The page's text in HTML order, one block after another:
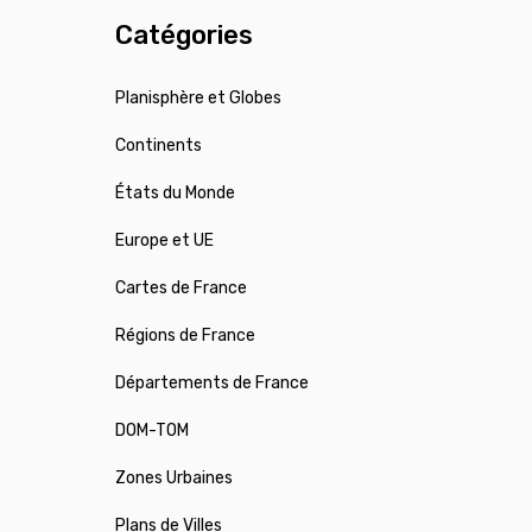
Catégories
Planisphère et Globes
Continents
États du Monde
Europe et UE
Cartes de France
Régions de France
Départements de France
DOM-TOM
Zones Urbaines
Plans de Villes